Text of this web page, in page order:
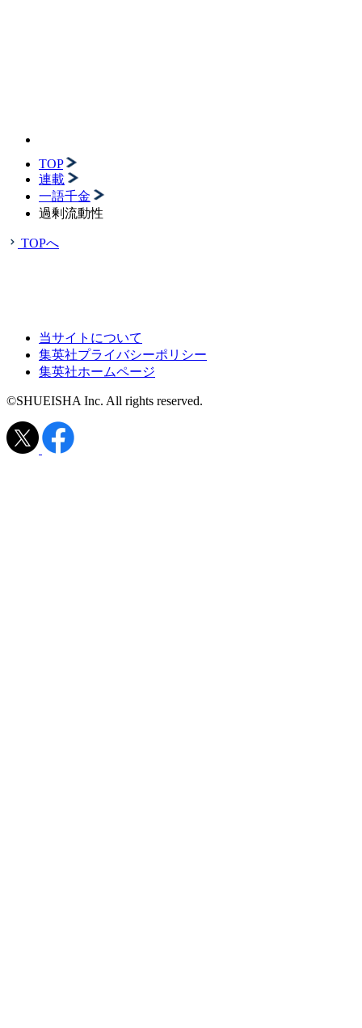
TOP
連載
一語千金
過剰流動性
TOPへ
当サイトについて
集英社プライバシーポリシー
集英社ホームページ
©SHUEISHA Inc. All rights reserved.